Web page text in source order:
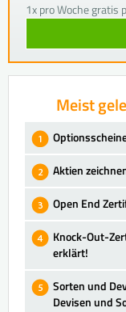
1x pro Woche gratis
Meist
Aktien
Open End
Knock-Out-
erklärt!
Sorten und
Devisen und